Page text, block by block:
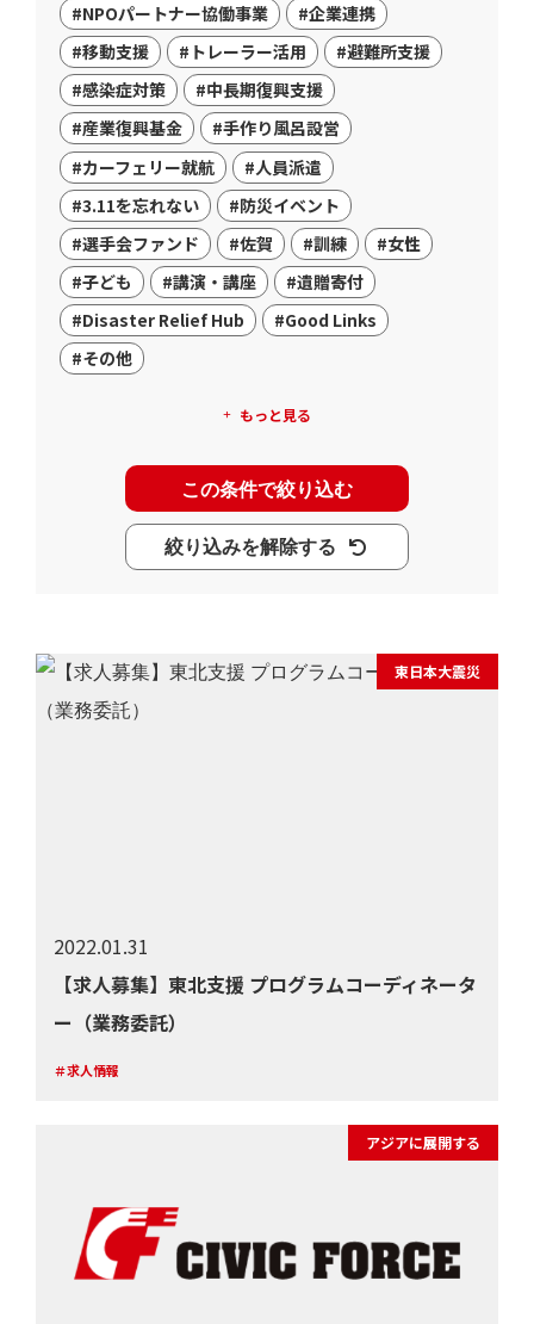
#NPOパートナー協働事業
#企業連携
#移動支援
#トレーラー活用
#避難所支援
#感染症対策
#中長期復興支援
#産業復興基金
#手作り風呂設営
#カーフェリー就航
#人員派遣
#3.11を忘れない
#防災イベント
#選手会ファンド
#佐賀 #訓練
#女性
#子ども
#講演・講座
#遺贈寄付
#Disaster Relief Hub
#Good Links
#その他
もっと見る
この条件で絞り込む
絞り込みを解除する
2022.01.31
【求人募集】東北支援 プログラムコーディネータ
ー（業務委託）
＃求人情報
東日本大震災
アジアに展開する